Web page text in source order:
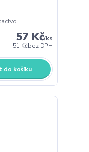
57 Kč/ks
51 Kčbez DPH
do košíku